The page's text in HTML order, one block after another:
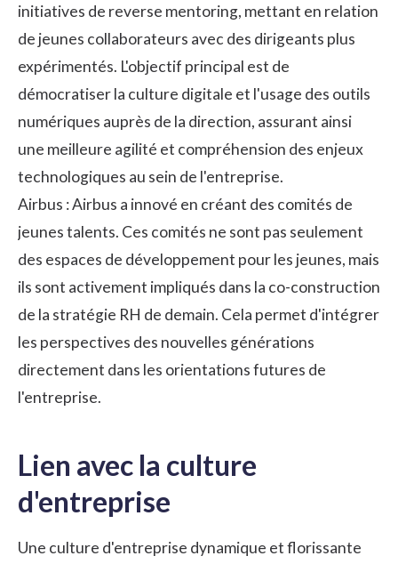
initiatives de reverse mentoring, mettant en relation
de jeunes collaborateurs avec des dirigeants plus
expérimentés. L'objectif principal est de
démocratiser la culture digitale et l'usage des outils
numériques auprès de la direction, assurant ainsi
une meilleure agilité et compréhension des enjeux
technologiques au sein de l'entreprise.
Airbus : Airbus a innové en créant des comités de
jeunes talents. Ces comités ne sont pas seulement
des espaces de développement pour les jeunes, mais
ils sont activement impliqués dans la co-construction
de la stratégie RH de demain. Cela permet d'intégrer
les perspectives des nouvelles générations
directement dans les orientations futures de
l'entreprise.
Lien avec la culture
d'entreprise
Une culture d'entreprise dynamique et florissante